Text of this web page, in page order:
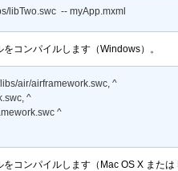
libTwo.swc  -- myApp.mxml
コンパイルします（Windows）。
air/airframework.swc, ^
^
^
コンパイルします（Mac OS X または